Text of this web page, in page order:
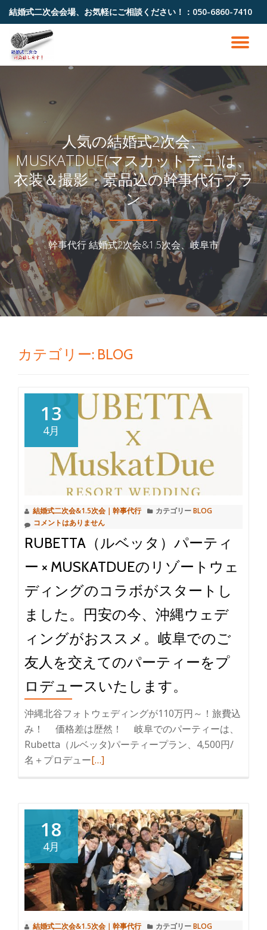
ン
へ
ス
キ
ッ
プ
結婚式二次会会場、お気軽にご相談ください！： 050-6860-7410
ナ
ビ
ー
シ
ョ
ン
を
切
り
人気の結婚式2次会、
MUSKATDUE(マスカットデュ)は、
衣装＆撮影・景品込の幹事代行プラ
ン
幹事代行 結婚式2次会&1.5次会、岐阜市
カテゴリー: BLOG
13
4月
結婚式二次会&1.5次会｜幹事代行 カテゴリーBLOG
コメントはありません
RUBETTA（ルベッタ）パーティ
ー × MUSKATDUEのリゾートウェ
ディングのコラボがスタートし
ました。円安の今、沖縄ウェデ
ィングがおススメ。岐阜でのご
友人を交えてのパーティーをプ
ロデュースいたします。
沖縄北谷フォトウェディングが110万円～！旅費込
み！ 価格差は歴然！ 岐阜でのパーティーは、
Rubetta（ルベッタ)パーティープラン、4,500円/
名＋プロデュー続
読
む
Rubetta（ル
ベ
ッ
タ）
パ
ー
[…]
18
4月
結婚式二次会&1.5次会｜幹事代行 カテゴリーBLOG